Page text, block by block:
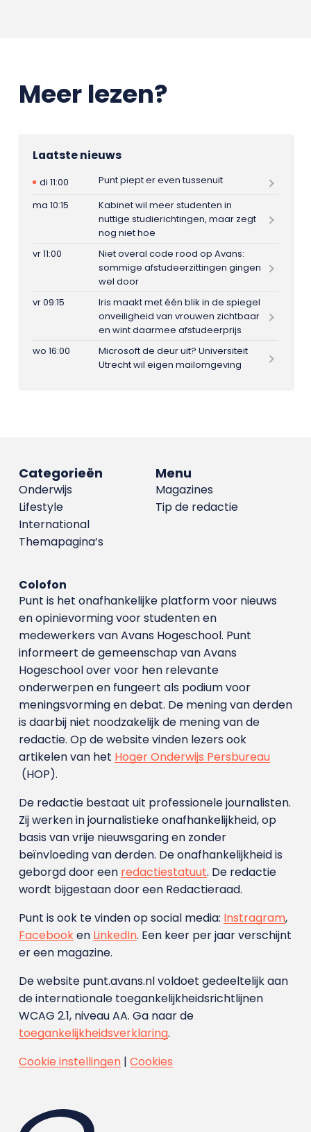
Meer lezen?
Laatste nieuws
di 11:00
Punt piept er even tussenuit
ma 10:15
Kabinet wil meer studenten in
nuttige studierichtingen, maar zegt
nog niet hoe
vr 11:00
Niet overal code rood op Avans:
sommige afstudeerzittingen gingen
wel door
vr 09:15
Iris maakt met één blik in de spiegel
onveiligheid van vrouwen zichtbaar
en wint daarmee afstudeerprijs
wo 16:00
Microsoft de deur uit? Universiteit
Utrecht wil eigen mailomgeving
Menu
Magazines
Tip de redactie
Categorieën
Onderwijs
Lifestyle
International
Themapagina’s
Colofon
Punt is het onafhankelijke platform voor nieuws
en opinievorming voor studenten en
medewerkers van Avans Hoge­school. Punt
informeert de gemeenschap van Avans
Hogeschool over voor hen relevante
onderwerpen en fungeert als podium voor
meningsvorming en debat. De mening van derden
is daarbij niet noodzakelijk de mening van de
redactie. Op de website vinden lezers ook
artikelen van het Hoger Onderwijs Persbureau
(HOP).
De redactie bestaat uit professionele journalisten.
Zij werken in journalistieke onafhankelijkheid, op
basis van vrije nieuwsgaring en zonder
beïnvloeding van derden. De onafhankelijkheid is
geborgd door een redactiestatuut. De redactie
wordt bijgestaan door een Redactieraad.
Punt is ook te vinden op social media: Instragram,
Facebooken LinkedIn. Een keer per jaar verschijnt
er een magazine.
De website punt.avans.nl voldoet gedeeltelijk aan
de internationale toegankelijkheidsrichtlijnen
WCAG 2.1, niveau AA. Ga naar de
toegankelijkheidsverklaring.
Cookie instellingen| Cookies